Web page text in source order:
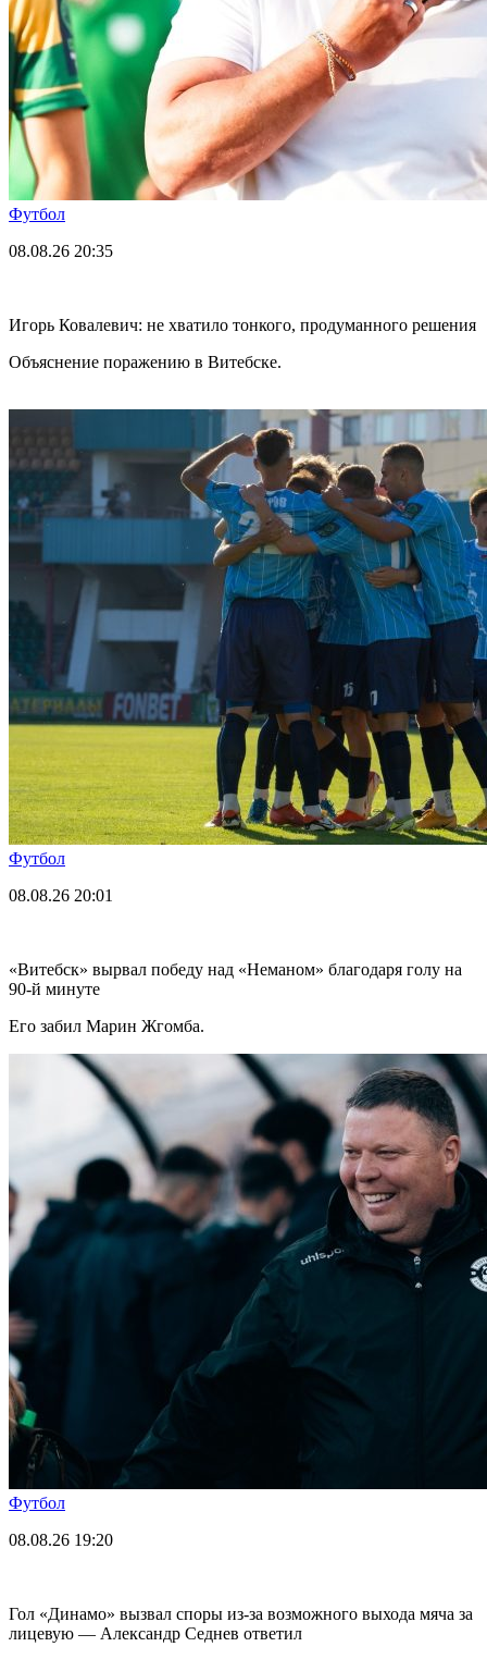
Футбол
08.08.26 20:35
Игорь Ковалевич: не хватило тонкого, продуманного решения
Объяснение поражению в Витебске.
Футбол
08.08.26 20:01
«Витебск» вырвал победу над «Неманом» благодаря голу на
90-й минуте
Его забил Марин Жгомба.
Футбол
08.08.26 19:20
Гол «Динамо» вызвал споры из-за возможного выхода мяча за
лицевую — Александр Седнев ответил